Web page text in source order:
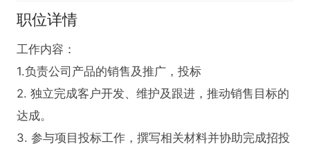
职位详情
工作内容：
1.负责公司产品的销售及推广，投标
2. 独立完成客户开发、维护及跟进，推动销售目标的
达成。
3. 参与项目投标工作，撰写相关材料并协助完成招投